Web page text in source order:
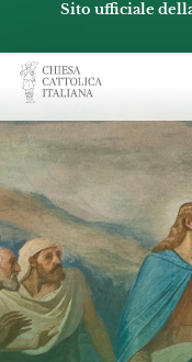
Sito ufficiale